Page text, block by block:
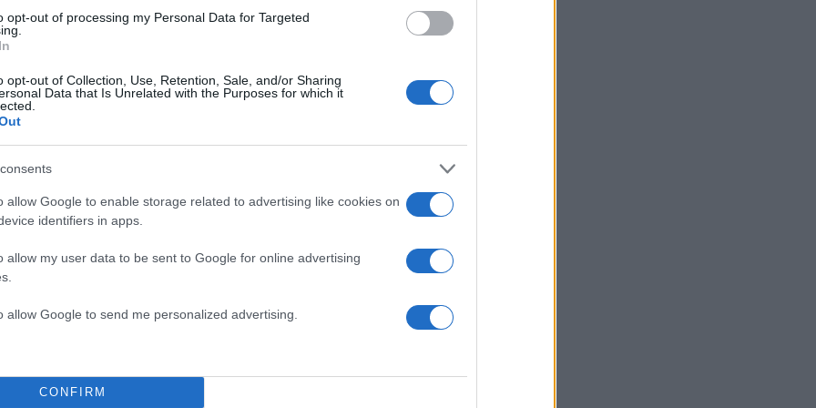
opt-out of processing my Personal Data for Targeted
opt-out of Collection, Use, Retention, Sale, and/or Sharing
Data that Is Unrelated with the Purposes for which it
allow Google to enable storage related to advertising like cookies on
identifiers in apps.
allow my user data to be sent to Google for online advertising
allow Google to send me personalized advertising.
CONFIRM
κλινικής και της ασφαλιστικής εταιρείας που είναι
η κόρη της «της είχαν τρυπήσει το έντερο και η
από διάτρηση εντέρου, από σηψαιμία»…
ο ίδιος ο πλαστικός ότι θέλω να μιλήσω σε κάποιο
μάλλον της έχω τρυπήσει το έντερο εγώ ο ίδιος… Μου
εταιρεία του θα κανονίσει το θέμα, να μας δώσει κάποια